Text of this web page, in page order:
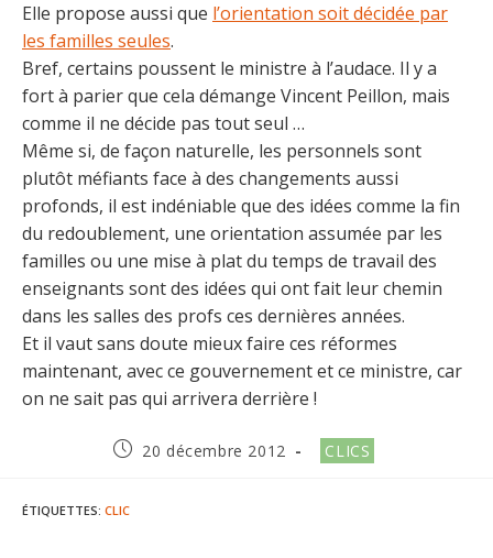
Elle propose aussi que l’orientation soit décidée par
les familles seules.
Bref, certains poussent le ministre à l’audace. Il y a
fort à parier que cela démange Vincent Peillon, mais
comme il ne décide pas tout seul …
Même si, de façon naturelle, les personnels sont
plutôt méfiants face à des changements aussi
profonds, il est indéniable que des idées comme la fin
du redoublement, une orientation assumée par les
familles ou une mise à plat du temps de travail des
enseignants sont des idées qui ont fait leur chemin
dans les salles des profs ces dernières années.
Et il vaut sans doute mieux faire ces réformes
maintenant, avec ce gouvernement et ce ministre, car
on ne sait pas qui arrivera derrière !
Publication
20 décembre 2012
Post
category:
CLICS
ÉTIQUETTES: CLIC